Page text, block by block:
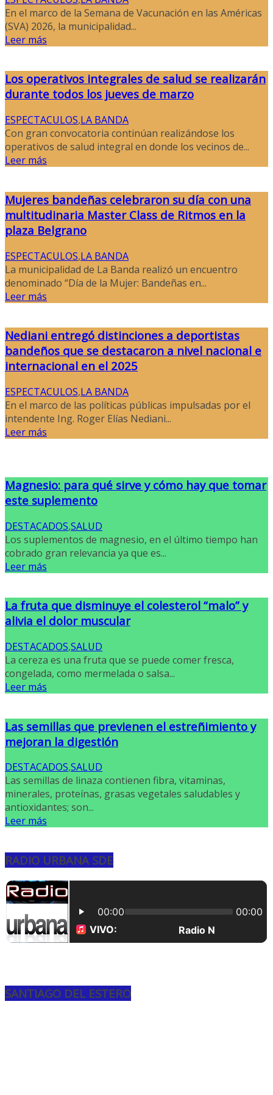
En el marco de la Semana de Vacunación en las Américas
(SVA) 2026, la municipalidad...
Leer más
Los operativos integrales de salud se realizarán
durante todos los jueves de marzo
ESPECTACULOS,LA BANDA
Con gran convocatoria continúan realizándose los
operativos de salud integral en donde los vecinos de...
Leer más
Mujeres bandeñas celebraron su día con una
multitudinaria Master Class de Ritmos en la
plaza Belgrano
ESPECTACULOS,LA BANDA
La municipalidad de La Banda realizó un encuentro
denominado “Día de la Mujer: Bandeñas en...
Leer más
Nediani entregó distinciones a deportistas
bandeños que se destacaron a nivel nacional e
internacional en el 2025
ESPECTACULOS,LA BANDA
En el marco de las políticas públicas impulsadas por el
intendente Ing. Roger Elías Nediani...
Leer más
Magnesio: para qué sirve y cómo hay que tomar
este suplemento
DESTACADOS,SALUD
Los suplementos de magnesio, en el último tiempo han
cobrado gran relevancia ya que es...
Leer más
La fruta que disminuye el colesterol “malo” y
alivia el dolor muscular
DESTACADOS,SALUD
La cereza es una fruta que se puede comer fresca,
congelada, como mermelada o salsa...
Leer más
Las semillas que previenen el estreñimiento y
mejoran la digestión
DESTACADOS,SALUD
Las semillas de linaza contienen fibra, vitaminas,
minerales, proteínas, grasas vegetales saludables y
antioxidantes; son...
Leer más
RADIO URBANA SDE
SANTIAGO DEL ESTERO